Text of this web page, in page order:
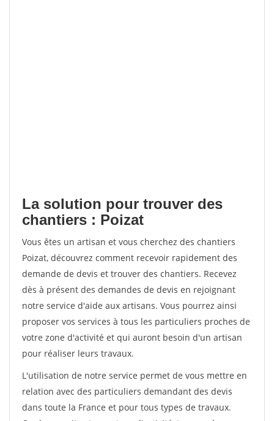
La solution pour trouver des
chantiers : Poizat
Vous êtes un artisan et vous cherchez des chantiers
Poizat, découvrez comment recevoir rapidement des
demande de devis et trouver des chantiers. Recevez
dès à présent des demandes de devis en rejoignant
notre service d'aide aux artisans. Vous pourrez ainsi
proposer vos services à tous les particuliers proches de
votre zone d'activité et qui auront besoin d'un artisan
pour réaliser leurs travaux.
L'utilisation de notre service permet de vous mettre en
relation avec des particuliers demandant des devis
dans toute la France et pour tous types de travaux.